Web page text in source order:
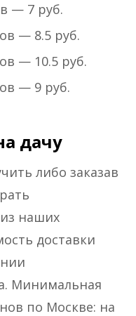
— 7 руб.
— 8.5 руб.
— 10.5 руб.
— 9 руб.
дачу
либо заказав
наших
доставки
Минимальная
по Москве: на